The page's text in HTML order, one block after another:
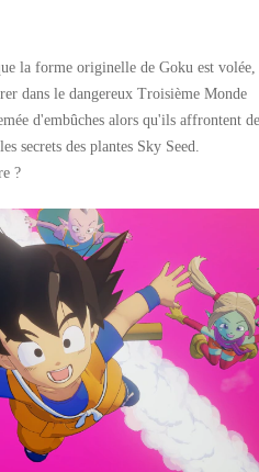
la forme originelle de Goku est volée,
dans le dangereux Troisième Monde
d'embûches alors qu'ils affrontent
secrets des plantes Sky Seed.
?